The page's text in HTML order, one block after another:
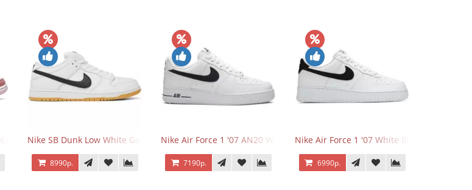
Valentine's Day
Nike SB Dunk Low White Gum
8990р.
Nike Air Force 1 '07 AN20 White Black
7190р.
Nike Air Force 1 '07 White Black
6990р.